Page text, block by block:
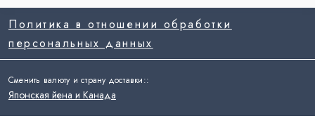
Политика в отношении обработки
персональных данных
Сменить валюту и страну доставки::
Японская йена и Канада